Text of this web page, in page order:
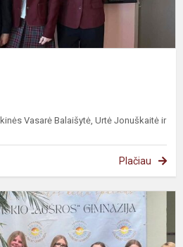
Vasarė Balaišytė, Urtė Jonuškaitė ir
Plačiau